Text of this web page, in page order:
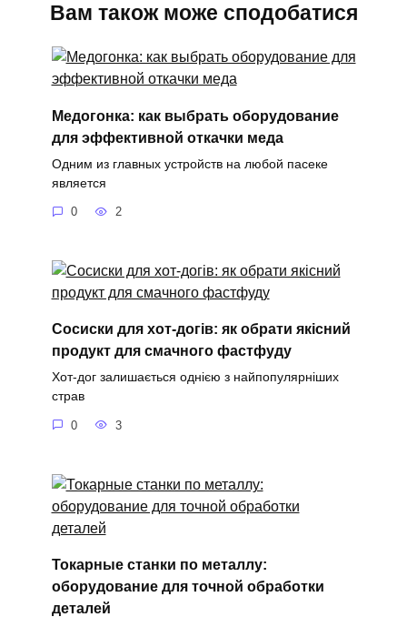
Вам також може сподобатися
Медогонка: как выбрать оборудование
для эффективной откачки меда
Одним из главных устройств на любой пасеке
является
0 2
Сосиски для хот-догів: як обрати якісний
продукт для смачного фастфуду
Хот-дог залишається однією з найпопулярніших
страв
0 3
Токарные станки по металлу:
оборудование для точной обработки
деталей